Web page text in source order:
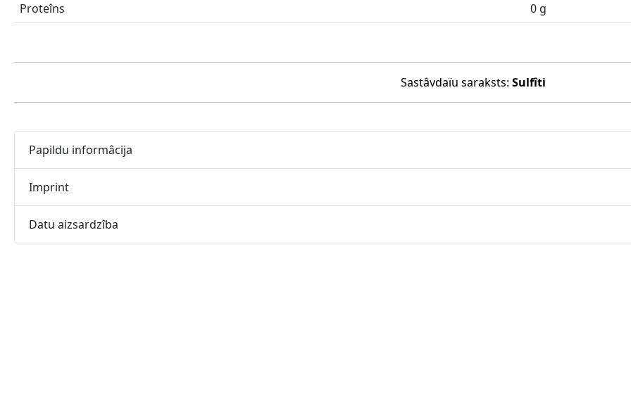
Proteîns
0 g
Sastâvdaïu saraksts: Sulfîti
Papildu informâcija
Imprint
Datu aizsardzîba